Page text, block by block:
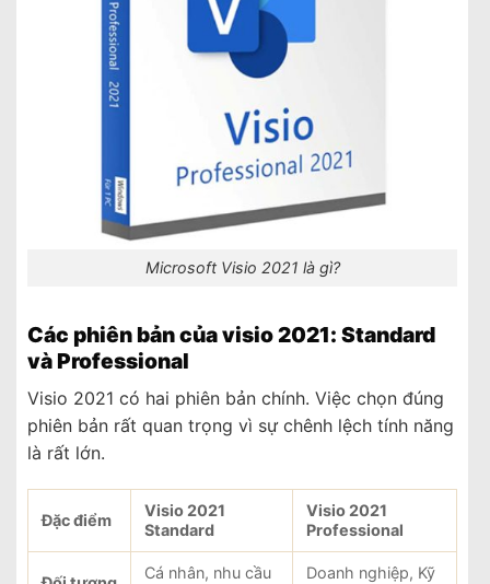
Microsoft Visio 2021 là gì?
Các phiên bản của visio 2021: Standard
và Professional
Visio 2021 có hai phiên bản chính. Việc chọn đúng
phiên bản rất quan trọng vì sự chênh lệch tính năng
là rất lớn.
Đặc điểm
Visio 2021
Standard
Visio 2021
Professional
Cá nhân, nhu cầu
Doanh nghiệp, Kỹ